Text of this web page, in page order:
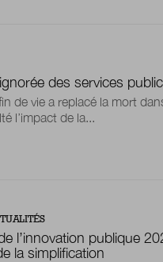
des services
de vie a replacé la mort
l’impact de la...
l’innovation publique
la simplification